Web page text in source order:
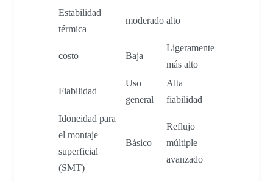
Estabilidad
térmica
moderado alto
costo Baja
Ligeramente
más alto
Fiabilidad
Uso
general
Alta
fiabilidad
Idoneidad para
el montaje
superficial
(SMT)
Básico
Reflujo
múltiple
avanzado